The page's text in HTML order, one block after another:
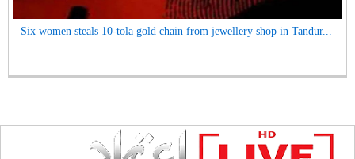
Six women steals 10-tola gold chain from jewellery shop in Tandur...